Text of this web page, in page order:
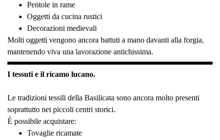
Pentole in rame
Oggetti da cucina rustici
Decorazioni medievali
Molti oggetti vengono ancora battuti a mano davanti alla forgia,
mantenendo viva una lavorazione antichissima.
I tessuti e il ricamo lucano.
Le tradizioni tessili della Basilicata sono ancora molto presenti
soprattutto nei piccoli centri storici.
È possibile acquistare:
Tovaglie ricamate